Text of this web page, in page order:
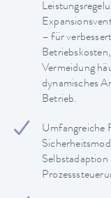
– für
Vermeidung
dynamisches
Betrieb.
Umfangreiche
Selbstadaption